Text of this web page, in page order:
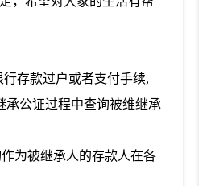
存款过户或者支付手续,
承公证过程中查询被维继承
为被继承人的存款人在各